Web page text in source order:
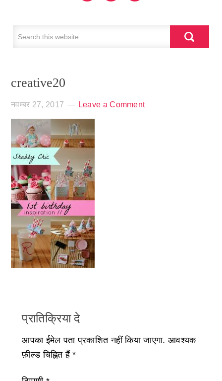
creative20
नवम्बर 27, 2017 Leave a Comment
प्रातिक्रिया दे
आपका ईमेल पता प्रकाशित नहीं किया जाएगा. आवश्यक
फ़ील्ड चिह्नित हैं*